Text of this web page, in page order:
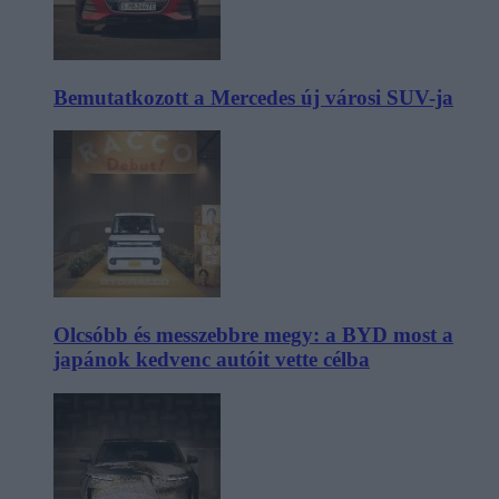
Bemutatkozott a Mercedes új városi SUV-ja
Olcsóbb és messzebbre megy: a BYD most a
japánok kedvenc autóit vette célba